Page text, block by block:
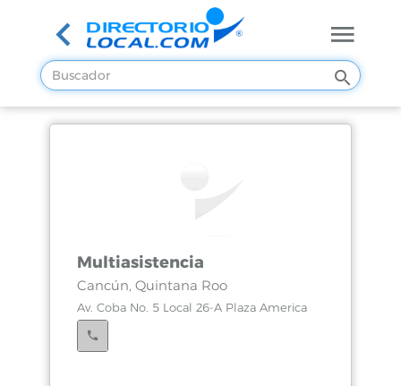
Multiasistencia
Cancún, Quintana Roo
Av. Coba No. 5 Local 26-A Plaza America